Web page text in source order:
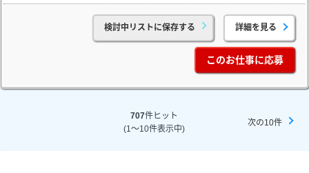
検討中リストに保存する 詳細を見る
このお仕事に応募
707件ヒット
(1～10件表示中)
次の10件